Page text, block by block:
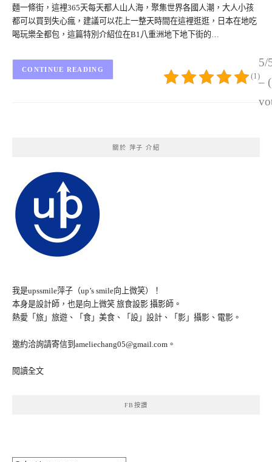
麵一條街，這裡365天每天都人山人海，聚集世界各國人潮，大人小孩
都可以買到失心瘋，建議可以花上一整天時間在這裡逛逛，日本在地吃
喝玩樂全都包，這篇特別介紹位在B1八重洲地下地下街的…
5/
–
(1)
CONTINUE READING
關於 萍子 介紹
我是upssmile萍子（up’s smile向上微笑）！
本身是設計師，也是向上微笑 旅食設影 攝影師。
熱愛「旅」旅遊、「食」美食、「設」設計、「影」攝影、電影。
邀約洽詢請寄信到ameliechang05@gmail.com。
閱讀全文
FB按讚